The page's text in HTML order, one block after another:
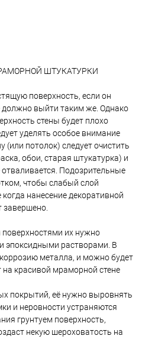
ШТУКАТУРКИ
поверхность, если он
выйти таким же. Однако
стены будет плохо
уделять особое внимание
(или потолок) следует очистить
обои, старая штукатурка) и
отваливается. Подозрительные
чтобы слабый слой
нанесение декоративной
завершено.
поверхностями их нужно
эпоксидными растворами. В
металла, и можно будет
на красивой мраморной стене
покрытий, её нужно выровнять
и неровности устраняются
грунтуем поверхность,
некую шероховатость на